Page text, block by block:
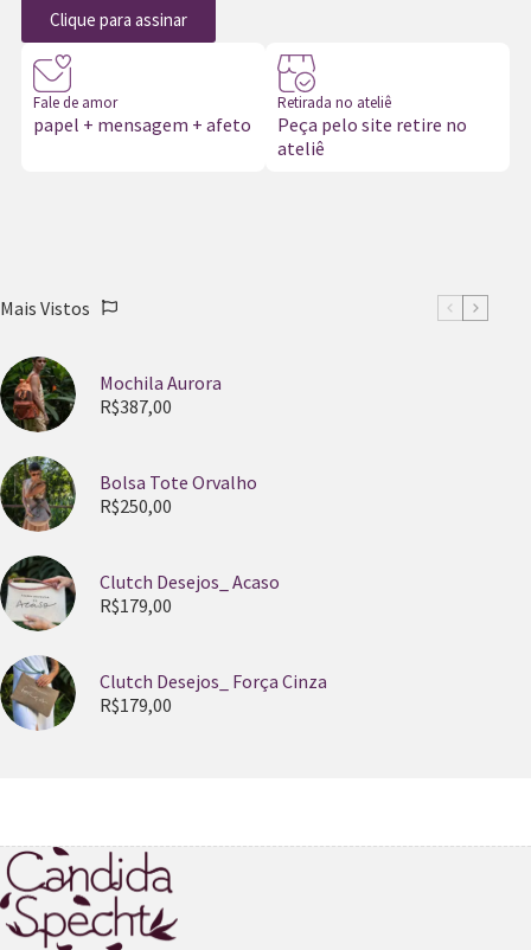
Clique para assinar
Fale de amor
papel + mensagem + afeto
Retirada no ateliê
Peça pelo site retire no
ateliê
Mais Vistos
Mochila Aurora
R$387,00
Bolsa Tote Orvalho
R$250,00
Clutch Desejos_ Acaso
R$179,00
Clutch Desejos_ Força Cinza
R$179,00